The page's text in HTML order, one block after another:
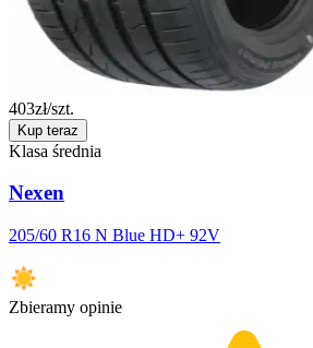
403zł/szt.
Kup teraz
Klasa średnia
Nexen
205/60 R16 N Blue HD+ 92V
Zbieramy opinie